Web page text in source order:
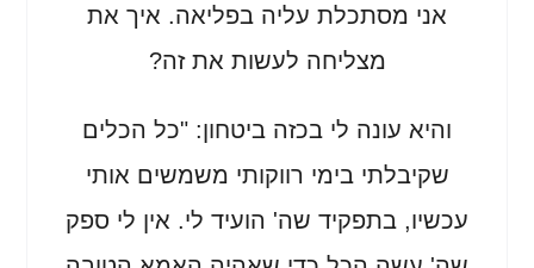
אני מסתכלת עליה בפליאה. איך את
מצליחה לעשות את זה?
והיא עונה לי בכזה ביטחון: "כל הכלים
שקיבלתי בימי רווקותי משמשים אותי
עכשיו, בתפקיד שה' הועיד לי. אין לי ספק